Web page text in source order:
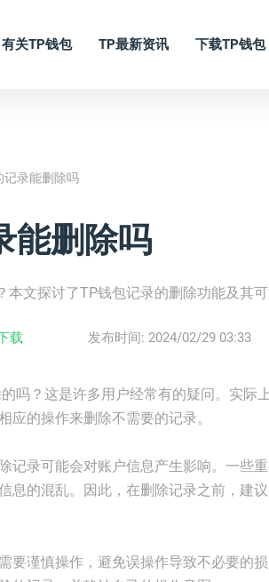
有关TP钱包 TP最新资讯 下载TP钱包
记录能删除吗
能删除吗
文探讨了TP钱包记录的删除功能及其可
载 发布时间: 2024/02/29 03:33
吗？这是许多用户经常有的疑问。实际
应的操作来删除不需要的记录。
记录可能会对账户信息产生影响。一些
息的混乱。因此，在删除记录之前，建
要谨慎操作，避免误操作导致不必要的